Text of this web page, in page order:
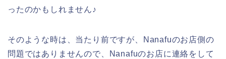
ったのかもしれません♪
そのような時は、当たり前ですが、Nanafuのお店側の
問題ではありませんので、Nanafuのお店に連絡をして